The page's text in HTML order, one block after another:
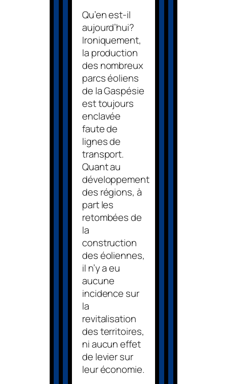
Qu’en est-il
aujourd’hui?
Ironiquement,
la production
des nombreux
parcs éoliens
de la Gaspésie
est toujours
enclavée
faute de
lignes de
transport.
Quant au
développement
des régions, à
part les
retombées de
la
construction
des éoliennes,
il n’y a eu
aucune
incidence sur
la
revitalisation
des territoires,
ni aucun effet
de levier sur
leur économie.